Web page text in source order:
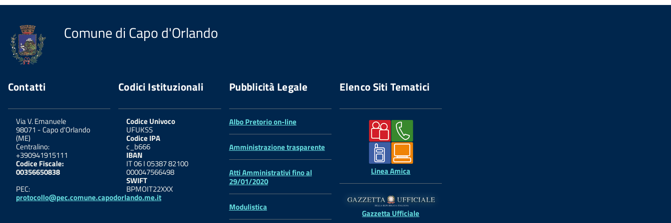
Comune di Capo d'Orlando
Contatti
Via V. Emanuele
98071 -Capo d'Orlando
(ME)
Centralino:
+390941915111
Codice Fiscale:
00356650838
PEC:
protocollo@pec.comune.capodorlando.me.it
Codici Istituzionali
Codice Univoco
UFUKSS
Codice IPA
c_b666
IBAN
IT 06 I 05387 82100
000047566498
SWIFT
BPMOIT22XXX
Pubblicità Legale
Albo Pretorio on-line
Amministrazione trasparente
Atti Amministrativi fino al
29/01/2020
Modulistica
Elenco Siti Tematici
Linea Amica
Gazzetta Ufficiale